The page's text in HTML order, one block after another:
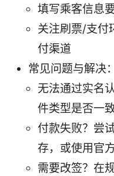
填写乘客信息
关注刷票/支付
付渠道
常见问题与解决：
无法通过实名
件类型是否一
付款失败？尝
存，或使用官
需要改签？在